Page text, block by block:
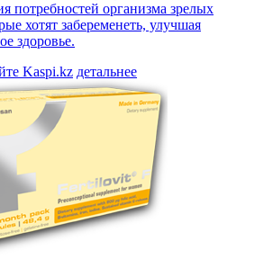
потребностей организма зрелых
хотят забеременеть, улучшая
здоровье.
Kaspi.kz детальнее